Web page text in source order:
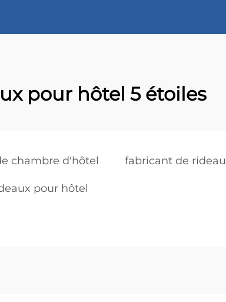
pour hôtel 5 étoiles
chambre d'hôtel fabricant de
pour hôtel